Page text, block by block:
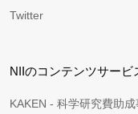
Twitter
NIIのコンテンツサービ
KAKEN - 科学研究費助